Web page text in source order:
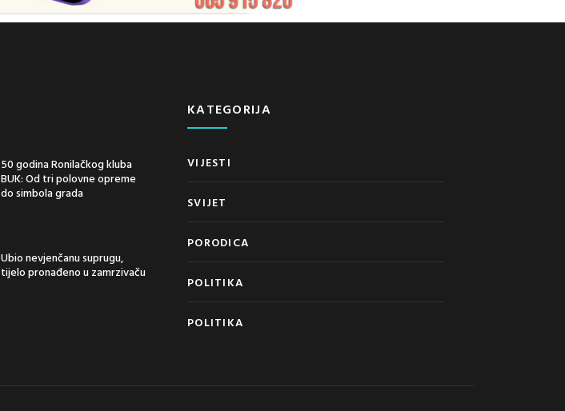
50 godina Ronilačkog kluba
BUK: Od tri polovne opreme
do simbola grada
Ubio nevjenčanu suprugu,
tijelo pronađeno u zamrzivaču
KATEGORIJA
VIJESTI
SVIJET
PORODICA
POLITIKA
POLITIKA